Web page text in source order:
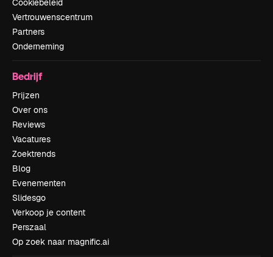
Cookiebeleid
Vertrouwenscentrum
Partners
Onderneming
Bedrijf
Prijzen
Over ons
Reviews
Vacatures
Zoektrends
Blog
Evenementen
Slidesgo
Verkoop je content
Perszaal
Op zoek naar magnific.ai